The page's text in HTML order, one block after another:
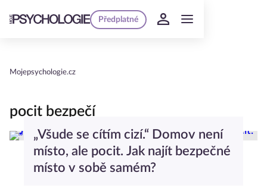
Předplatné
Mojepsychologie.cz
pocit bezpečí
„Všude se cítím cizí.“ Domov není
místo, ale pocit. Jak najít bezpečné
místo v sobě samém?